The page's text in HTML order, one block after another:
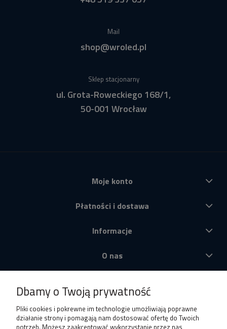
Mail
shop@wroled.pl
Sklep stacjonarny
ul. Grota-Roweckiego 168/1,
50-001 Wrocław
Moje konto
Płatności i dostawa
Informacje
O nas
Dbamy o Twoją prywatność
Pliki cookies i pokrewne im technologie umożliwiają poprawne
działanie strony i pomagają nam dostosować ofertę do Twoich
potrzeb. Możesz zaakceptować wykorzystanie przez nas